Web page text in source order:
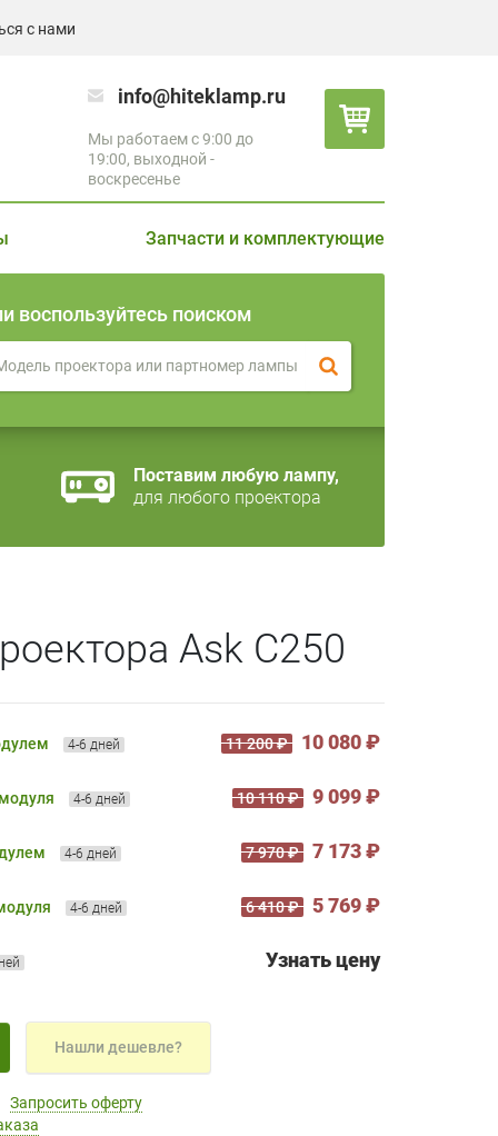
с нами
info@hiteklamp.ru
Мы работаем с 9:00 до
19:00, выходной -
воскресенье
Запчасти и комплектующие
воспользуйтесь поиском
Поставим любую лампу,
для любого проектора
Ask C250
4-6 дней 11 200 ₽ 10 080 ₽
4-6 дней 10 110 ₽ 9 099 ₽
4-6 дней 7 970 ₽ 7 173 ₽
4-6 дней 6 410 ₽ 5 769 ₽
Узнать цену
Нашли дешевле?
Запросить оферту